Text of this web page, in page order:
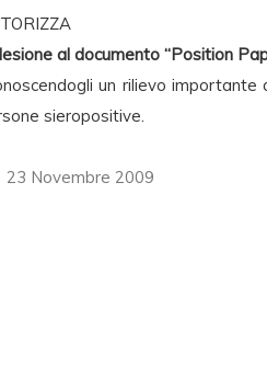
al documento “Position
un rilievo
sieropositive.
23 Novembre 2009